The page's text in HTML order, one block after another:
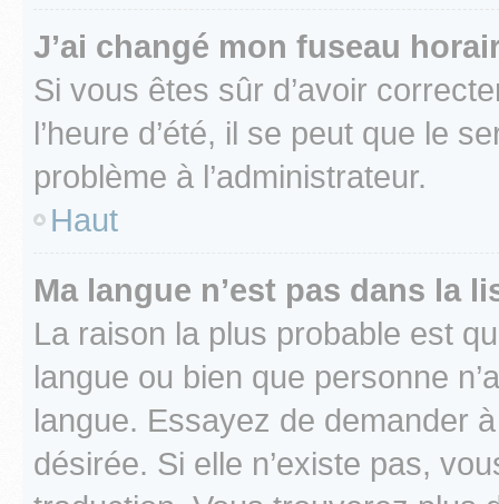
J’ai changé mon fuseau
Si vous êtes sûr d’avoir
l’heure d’été, il se peut que le
problème à l’administrateur.
Haut
Ma langue n’est pas dans la
La raison la plus probable est
langue ou bien que personne
langue. Essayez de demander
désirée. Si elle n’existe pas,